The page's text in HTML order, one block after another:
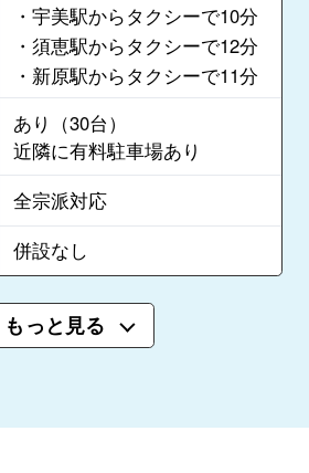
・宇美駅からタクシーで10分
・須恵駅からタクシーで12分
・新原駅からタクシーで11分
あり（30台）
近隣に有料駐車場あり
全宗派対応
併設なし
もっと見る